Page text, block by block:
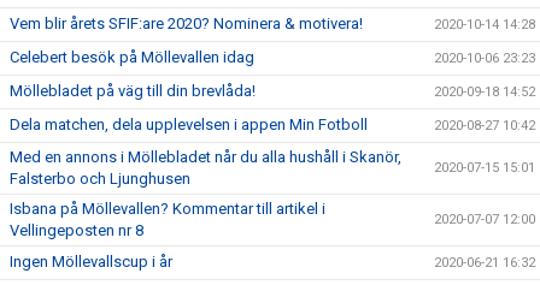
Vem blir årets SFIF:are 2020? Nominera & motivera! 2020-10-14 14:28
Celebert besök på Möllevallen idag 2020-10-06 23:23
Möllebladet på väg till din brevlåda! 2020-09-18 14:52
Dela matchen, dela upplevelsen i appen Min Fotboll 2020-08-27 10:42
Med en annons i Möllebladet når du alla hushåll i Skanör,
Falsterbo och Ljunghusen
2020-07-15 15:01
Isbana på Möllevallen? Kommentar till artikel i
Vellingeposten nr 8
2020-07-07 12:00
Ingen Möllevallscup i år 2020-06-21 16:32